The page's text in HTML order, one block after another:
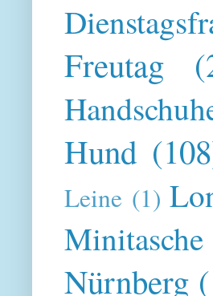
Freutag
Hund
Leine (1)
Minitasche
Nürnberg